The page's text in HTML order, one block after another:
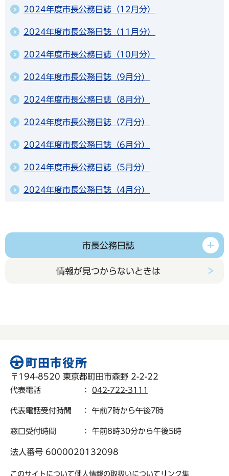
2024年度市長公務日誌（12月分）
2024年度市長公務日誌（11月分）
2024年度市長公務日誌（10月分）
2024年度市長公務日誌（9月分）
2024年度市長公務日誌（8月分）
2024年度市長公務日誌（7月分）
2024年度市長公務日誌（6月分）
2024年度市長公務日誌（5月分）
2024年度市長公務日誌（4月分）
市長公務日誌
情報が見つからないときは
〒194-8520 東京都町田市森野 2-2-22
代表電話 ： 042-722-3111
代表電話受付時間 ： 午前7時から午後7時
窓口受付時間 ： 午前8時30分から午後5時
法人番号 6000020132098
このサイトについて個人情報の取扱いについて リンク集